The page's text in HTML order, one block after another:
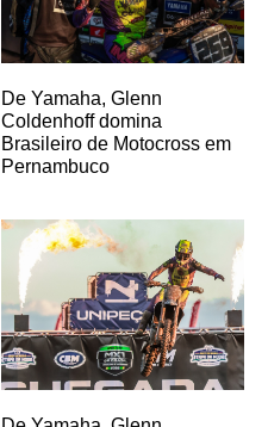
De Yamaha, Glenn
Coldenhoff domina
Brasileiro de Motocross em
Pernambuco